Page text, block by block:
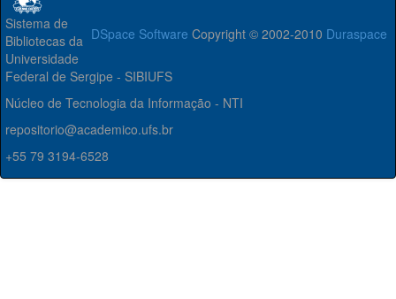
DSpace Software Copyright © 2002-2010 Duraspace
Sistema de
Bibliotecas da
Universidade
Federal de Sergipe - SIBIUFS
Núcleo de Tecnologia da Informação - NTI
repositorio@academico.ufs.br
+55 79 3194-6528